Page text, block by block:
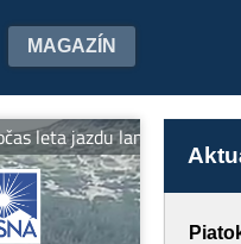
MAGAZÍN
na oboch